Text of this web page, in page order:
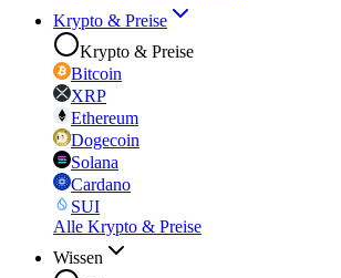
Krypto & Preise
Krypto & Preise
Bitcoin
XRP
Ethereum
Dogecoin
Solana
Cardano
SUI
Alle Krypto & Preise
Wissen